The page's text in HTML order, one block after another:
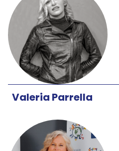
Valeria Parrella